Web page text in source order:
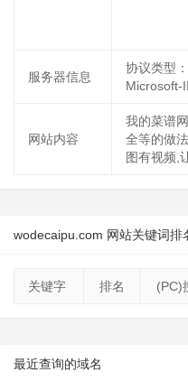
服务器信息
协议类型
Microsoft-
网站内容
我的菜谱
全等的做
图有视频,
wodecaipu.com 网站关键词排
关键字 排名 (PC)
最近查询的域名